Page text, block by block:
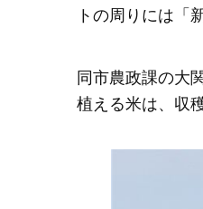
トの周りには「
同市農政課の大
植える米は、収